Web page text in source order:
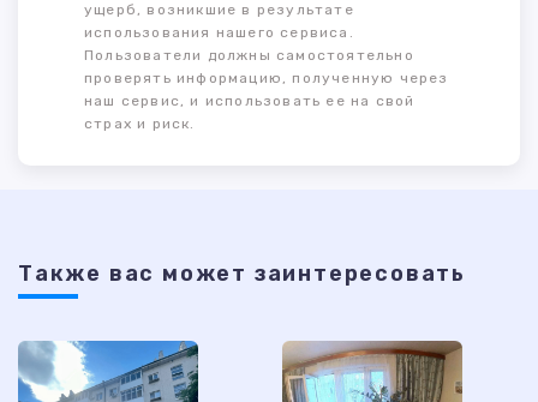
ущерб, возникшие в результате
использования нашего сервиса.
Пользователи должны самостоятельно
проверять информацию, полученную через
наш сервис, и использовать ее на свой
страх и риск.
Также ваc может заинтересовать